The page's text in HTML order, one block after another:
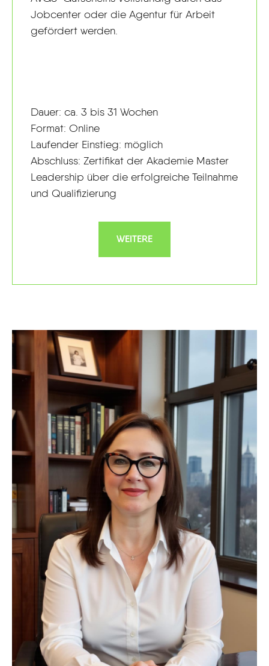
Jobcenter oder die Agentur für Arbeit
gefördert werden.
Dauer: ca. 3 bis 31 Wochen
Format: Online
Laufender Einstieg: möglich
Abschluss: Zertifikat der Akademie Master
Leadership über die erfolgreiche Teilnahme
und Qualifizierung
WEITERE